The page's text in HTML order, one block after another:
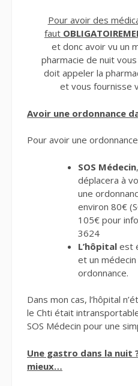
Pour avoir des
faut
et donc avoir vu un
pharmacie de nuit
doit appeler la
et vous fournisse
Avoir une ordonnance
Pour avoir une
SOS Médecin
déplacera à
une
environ 80€
105€ pour
3624
L’hôpital est
et un
ordonnance.
Dans mon cas, l’hôpital
le Chti était
SOS Médecin pour une
Une gastro dans la nuit
mieux…